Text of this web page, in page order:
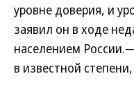
уровне доверия, и
заявил он в ходе
населением
в известной